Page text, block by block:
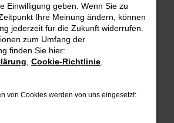
Fehler aufgetreten.
Tipps, die dir helfen können:
Firewall und deine
Webseiten, zum Beispiel deine
Seiten verhindern.
Einwilligung geben. Wenn Sie zu
Ihre Meinung ändern, können
jederzeit für die Zukunft widerrufen.
zum Umfang der
finden Sie hier:
Cookie-Richtlinie
von Cookies werden von uns eingesetzt: